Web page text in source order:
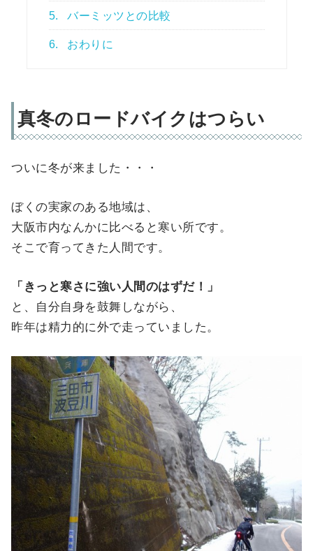
5. バーミッツとの比較
6. おわりに
真冬のロードバイクはつらい
ついに冬が来ました・・・
ぼくの実家のある地域は、
大阪市内なんかに比べると寒い所です。
そこで育ってきた人間です。
「きっと寒さに強い人間のはずだ！」
と、自分自身を鼓舞しながら、
昨年は精力的に外で走っていました。